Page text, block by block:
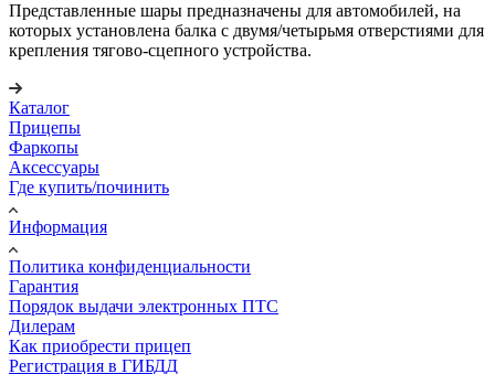
Представленные шары предназначены для автомобилей, на
которых установлена балка с двумя/четырьмя отверстиями для
крепления тягово-сцепного устройства.
Каталог
Прицепы
Фаркопы
Аксессуары
Где купить/починить
Информация
Политика конфиденциальности
Гарантия
Порядок выдачи электронных ПТС
Дилерам
Как приобрести прицеп
Регистрация в ГИБДД